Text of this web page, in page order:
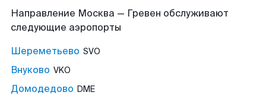
Направление Москва — Гревен обслуживают
следующие аэропорты
Шереметьево SVO
Внуково VKO
Домодедово DME